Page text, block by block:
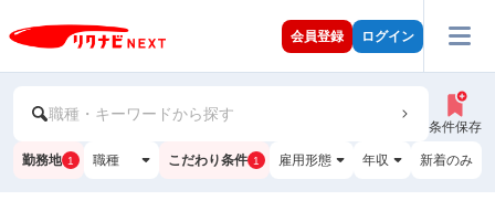
会員登録 ログイン
職種・キーワードから探す
条件保存
勤務地 1 職種 こだわり条件 1 雇用形態 年収 新着のみ